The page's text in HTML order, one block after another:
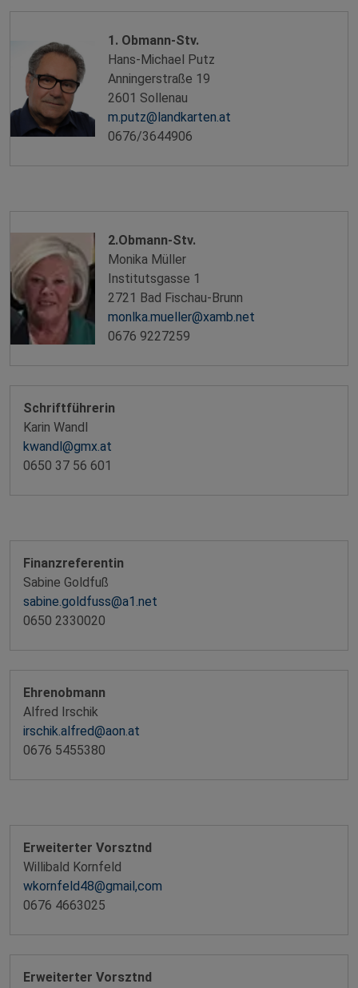
1. Obmann-Stv.
Hans-Michael Putz
Anningerstraße 19
2601 Sollenau
m.putz@landkarten.at
0676/3644906
2.Obmann-Stv.
Monika Müller
Institutsgasse 1
2721 Bad Fischau-Brunn
monlka.mueller@xamb.net
0676 9227259
Schriftführerin
Karin Wandl
kwandl@gmx.at
0650 37 56 601
Finanzreferentin
Sabine Goldfuß
sabine.goldfuss@a1.net
0650 2330020
Ehrenobmann
Alfred Irschik
irschik.alfred@aon.at
0676 5455380
Erweiterter Vorsztnd
Willibald Kornfeld
wkornfeld48@gmail,com
0676 4663025
Erweiterter Vorsztnd